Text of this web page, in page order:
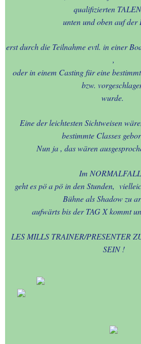
qualifizierten
unten und oben auf der
erst durch die Teilnahme evtl. in einer
,
oder in einem Casting für eine
bzw.
wurde.
Eine der leichtesten Sichtweisen
bestimmte Classes
Nun ja , das wären
Im
geht es pö a pö in den Stunden,
Bühne als Shadow zu
aufwärts bis der TAG X kommt
LES MILLS TRAINER/PRESENTER
SEIN !